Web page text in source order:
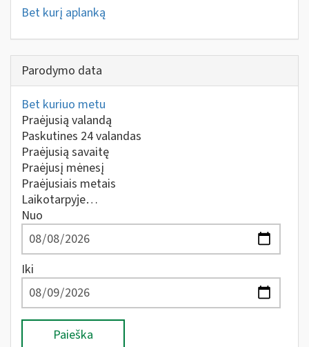
Bet kurį aplanką
Parodymo data
Bet kuriuo metu
Praėjusią valandą
Paskutines 24 valandas
Praėjusią savaitę
Praėjusį mėnesį
Praėjusiais metais
Laikotarpyje…
Nuo
Iki
Paieška